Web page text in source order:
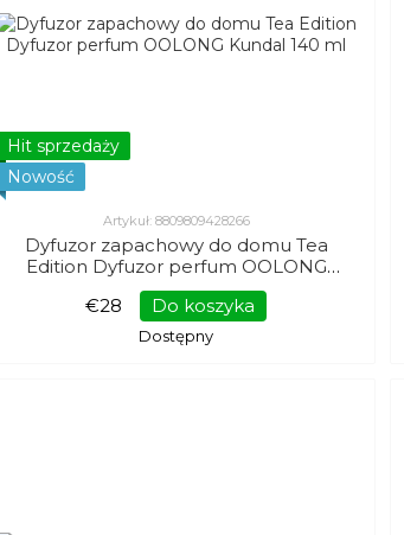
Hit sprzedaży
Nowość
Artykuł: 8809809428266
Dyfuzor zapachowy do domu Tea
Edition Dyfuzor perfum OOLONG
Kundal 140 ml
€28 Do koszyka
Dostępny